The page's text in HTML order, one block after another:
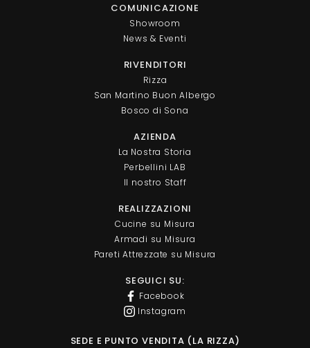
COMUNICAZIONE
Showroom
News & Eventi
RIVENDITORI
Rizza
San Martino Buon Albergo
Bosco di Sona
AZIENDA
La Nostra Storia
Perbellini LAB
Il nostro Staff
REALIZZAZIONI
Cucine su Misura
Armadi su Misura
Pareti Attrezzate su Misura
SEGUICI SU:
Facebook
Instagram
SEDE E PUNTO VENDITA (LA RIZZA)